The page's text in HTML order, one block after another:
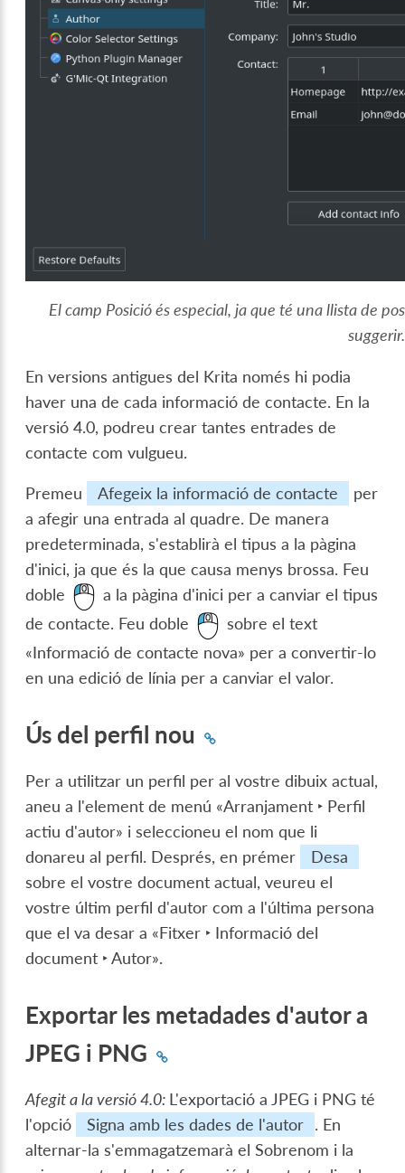
El camp Posició és especial, ja que té una llista de
suggerir.
En versions antigues del Krita només hi podia
haver una de cada informació de contacte. En la
versió 4.0, podreu crear tantes entrades de
contacte com vulgueu.
Premeu Afegeix la informació de contacte
per
a afegir una entrada al quadre. De manera
predeterminada, s'establirà el tipus a la pàgina
d'inici, ja que és la que causa menys brossa. Feu
doble
a la pàgina d'inici per a canviar el tipus
de contacte. Feu doble
sobre el text
«Informació de contacte nova» per a convertir-lo
en una edició de línia per a canviar el valor.
Ús del perfil nou
Per a utilitzar un perfil per al vostre dibuix actual,
aneu a l'element de menú «Arranjament ‣ Perfil
actiu d'autor» i seleccioneu el nom que li
donareu al perfil. Després, en prémer
Desa
sobre el vostre document actual, veureu el
vostre últim perfil d'autor com a l'última persona
que el va desar a «Fitxer ‣ Informació del
document ‣ Autor».
Exportar les metadades d'autor a
JPEG i PNG
Afegit a la versió 4.0: L'exportació a JPEG i PNG té
l'opció
Signa amb les dades de l'autor
. En
alternar-la s'emmagatzemarà el Sobrenom i la